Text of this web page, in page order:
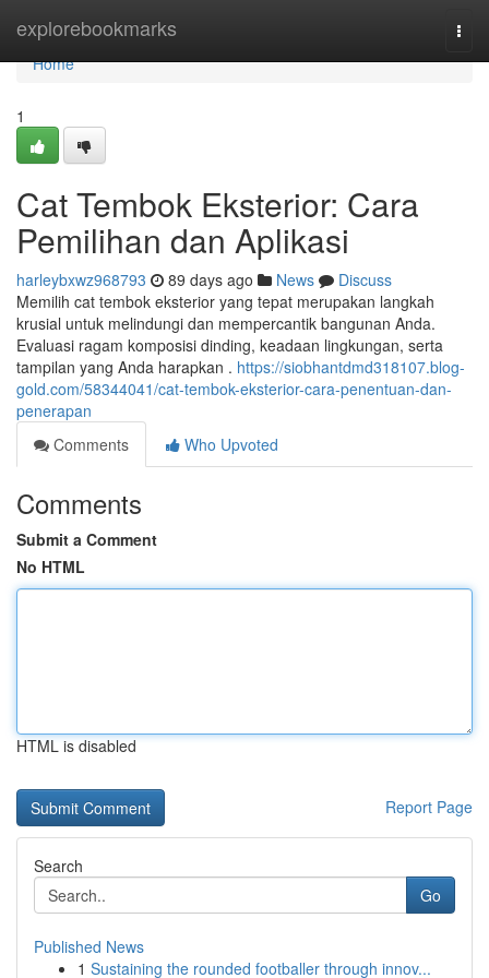
explorebookmarks
Home
Home
1
Cat Tembok Eksterior: Cara
Pemilihan dan Aplikasi
harleybxwz968793 89 days ago News
Discuss
Memilih cat tembok eksterior yang tepat merupakan langkah
krusial untuk melindungi dan mempercantik bangunan Anda.
Evaluasi ragam komposisi dinding, keadaan lingkungan, serta
tampilan yang Anda harapkan . https://siobhantdmd318107.blog-
gold.com/58344041/cat-tembok-eksterior-cara-penentuan-dan-
penerapan
Comments
Who Upvoted
Comments
Submit a Comment
No HTML
HTML is disabled
Report Page
Search
Go
Published News
1 Sustaining the rounded footballer through innov...